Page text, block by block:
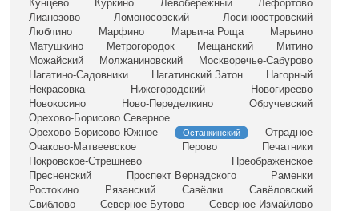
Кунцево
Куркино Левобережный
Лефортово
Лианозово
Ломоносовский
Лосиноостровский
Люблино
Марфино Марьина Роща
Марьино
Матушкино
Метрогородок Мещанский
Митино
Можайский
Молжаниновский
Москворечье-Сабурово
Нагатино-Садовники
Нагатинский Затон
Нагорный
Некрасовка
Нижегородский
Новогиреево
Новокосино
Ново-Переделкино
Обручевский
Орехово-Борисово Северное
Орехово-Борисово Южное
Останкинский
Отрадное
Очаково-Матвеевское
Перово
Печатники
Покровское-Стрешнево
Преображенское
Пресненский
Проспект Вернадского
Раменки
Ростокино
Рязанский Савёлки
Савёловский
Свиблово
Северное Бутово
Северное Измайлово